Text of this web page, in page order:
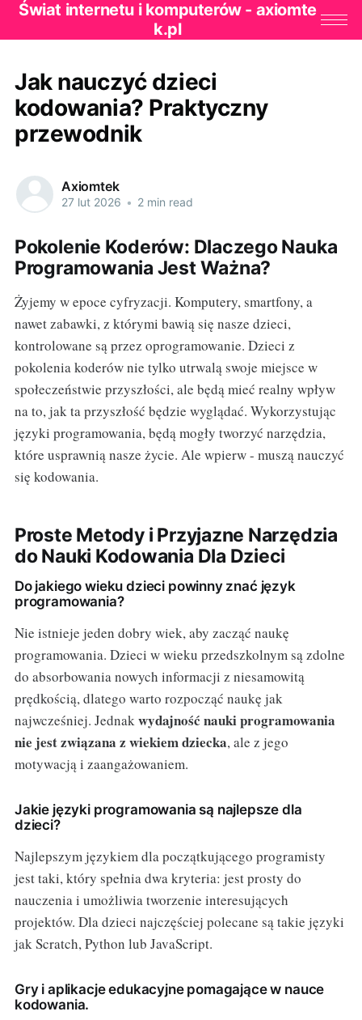
Świat internetu i komputerów - axiomte
k.pl
Jak nauczyć dzieci
kodowania? Praktyczny
przewodnik
Axiomtek
27 lut 2026 • 2 min read
Pokolenie Koderów: Dlaczego Nauka
Programowania Jest Ważna?
Żyjemy w epoce cyfryzacji. Komputery, smartfony, a
nawet zabawki, z którymi bawią się nasze dzieci,
kontrolowane są przez oprogramowanie. Dzieci z
pokolenia koderów nie tylko utrwalą swoje miejsce w
społeczeństwie przyszłości, ale będą mieć realny wpływ
na to, jak ta przyszłość będzie wyglądać. Wykorzystując
języki programowania, będą mogły tworzyć narzędzia,
które usprawnią nasze życie. Ale wpierw - muszą nauczyć
się kodowania.
Proste Metody i Przyjazne Narzędzia
do Nauki Kodowania Dla Dzieci
Do jakiego wieku dzieci powinny znać język
programowania?
Nie istnieje jeden dobry wiek, aby zacząć naukę
programowania. Dzieci w wieku przedszkolnym są zdolne
do absorbowania nowych informacji z niesamowitą
prędkością, dlatego warto rozpocząć naukę jak
najwcześniej. Jednakwydajność nauki programowania
nie jest związana z wiekiem dziecka, ale z jego
motywacją i zaangażowaniem.
Jakie języki programowania są najlepsze dla
dzieci?
Najlepszym językiem dla początkującego programisty
jest taki, który spełnia dwa kryteria: jest prosty do
nauczenia i umożliwia tworzenie interesujących
projektów. Dla dzieci najczęściej polecane są takie języki
jak Scratch, Python lub JavaScript.
Gry i aplikacje edukacyjne pomagające w nauce
kodowania.